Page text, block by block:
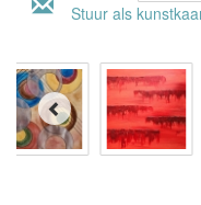
Stuur als